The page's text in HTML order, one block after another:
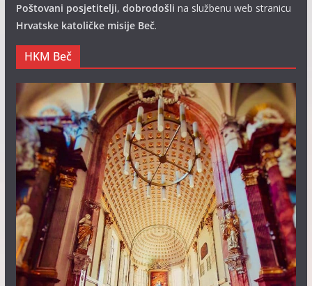
Poštovani posjetitelji, dobrodošli na službenu web stranicu
Hrvatske katoličke misije Beč.
HKM Beč